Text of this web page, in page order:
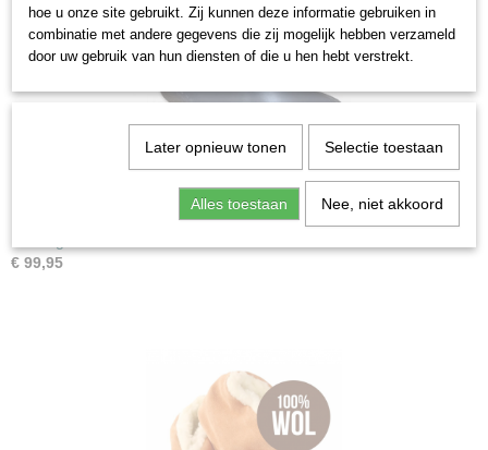
€ 99,95
hoe u onze site gebruikt. Zij kunnen deze informatie gebruiken in
combinatie met andere gegevens die zij mogelijk hebben verzameld
door uw gebruik van hun diensten of die u hen hebt verstrekt.
Later opnieuw tonen Selectie toestaan
Alles toestaan Nee, niet akkoord